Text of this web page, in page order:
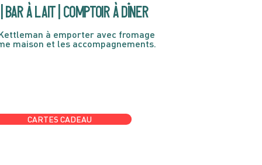
Bar à lait | Comptoir à dîner
à emporter avec fromage
maison et les accompagnements.
CARTES CADEAU